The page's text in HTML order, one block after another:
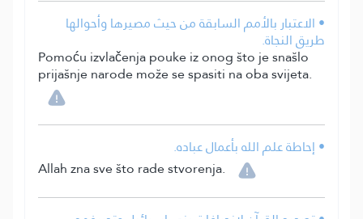
• الاعتبار بالأمم السابقة من حيث مصيرها وأحوالها
طريق النجاة.
Pomoću izvlačenja pouke iz onog što je snašlo
prijašnje narode može se spasiti na oba svijeta.
• إحاطة علم الله بأعمال عباده.
Allah zna sve što rade stvorenja.